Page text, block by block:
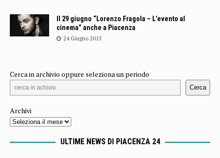
Il 29 giugno “Lorenzo Fragola – L’evento al
cinema” anche a Piacenza
24 Giugno 2015
Cerca in archivio oppure seleziona un periodo
Cerca
Archivi
ULTIME NEWS DI PIACENZA 24